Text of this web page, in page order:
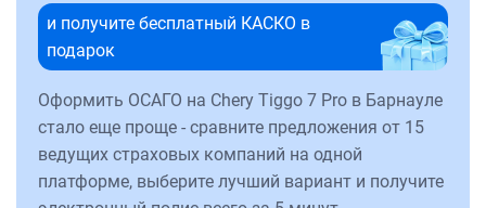
и получите бесплатный КАСКО в
подарок
Оформить ОСАГО на Chery Tiggo 7 Pro в Барнауле
стало еще проще - сравните предложения от 15
ведущих страховых компаний на одной
платформе, выберите лучший вариант и получите